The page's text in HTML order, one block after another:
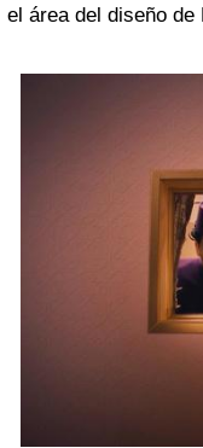
el área del diseño de